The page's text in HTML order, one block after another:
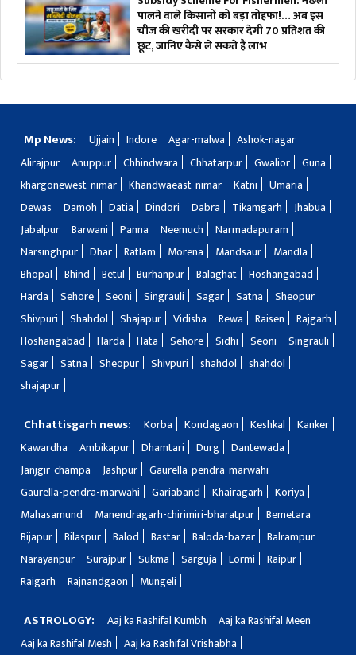
पालने वाले किसानों को बड़ा तोहफा!… अब इस
चीज की खरीदी पर सरकार देगी 70 प्रतिशत की
छूट, जानिए कैसे ले सकते हैं लाभ
Mp News: Ujjain Indore Agar-malwa
Ashok-nagar
Alirajpur
Anuppur Chhindwara Chhatarpur Gwalior
Guna
khargonewest-nimar
Khandwaeast-nimar Katni
Umaria
Dewas
Damoh Datia Dindori Dabra Tikamgarh
Jhabua
Jabalpur
Barwani Panna Neemuch
Narmadapuram
Narsinghpur
Dhar Ratlam Morena Mandsaur
Mandla
Bhopal
Bhind Betul Burhanpur Balaghat
Hoshangabad
Harda
Sehore Seoni Singrauli Sagar Satna
Sheopur
Shivpuri
Shahdol Shajapur Vidisha Rewa Raisen
Rajgarh
Hoshangabad
Harda Hata Sehore Sidhi Seoni
Singrauli
Sagar
Satna Sheopur Shivpuri shahdol
shahdol
shajapur
Chhattisgarh news: Korba Kondagaon Keshkal
Kanker
Kawardha
Ambikapur Dhamtari Durg
Dantewada
Janjgir-champa
Jashpur
Gaurella-pendra-marwahi
Gaurella-pendra-marwahi
Gariaband Khairagarh
Koriya
Mahasamund
Manendragarh-chirimiri-bharatpur
Bemetara
Bijapur
Bilaspur Balod Bastar Baloda-bazar
Balrampur
Narayanpur
Surajpur Sukma Sarguja Lormi
Raipur
Raigarh
Rajnandgaon Mungeli
ASTROLOGY: Aaj ka Rashifal Kumbh
Aaj ka Rashifal Meen
Aaj ka Rashifal Mesh
Aaj ka Rashifal Vrishabha